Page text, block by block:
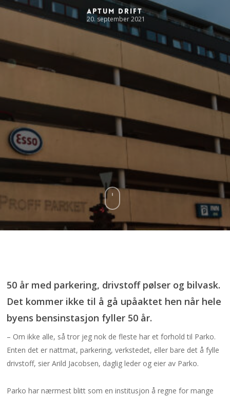
Aptum Drift
20. september 2021
50 år med parkering, drivstoff pølser og bilvask.
Det kommer ikke til å gå upåaktet hen når hele
byens bensinstasjon fyller 50 år.
– Om ikke alle, så tror jeg nok de fleste har et forhold til Parko.
Enten det er nattmat, parkering, verkstedet, eller bare det å fylle
drivstoff, sier Arild Jacobsen, daglig leder og eier av Parko.
Parko har nærmest blitt som en institusjon å regne for mange